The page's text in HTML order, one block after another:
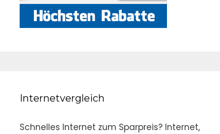
Internetvergleich
Schnelles Internet zum Sparpreis? Internet,